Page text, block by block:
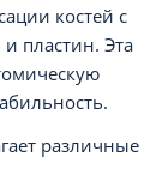
костей с
пластин. Эта
различные